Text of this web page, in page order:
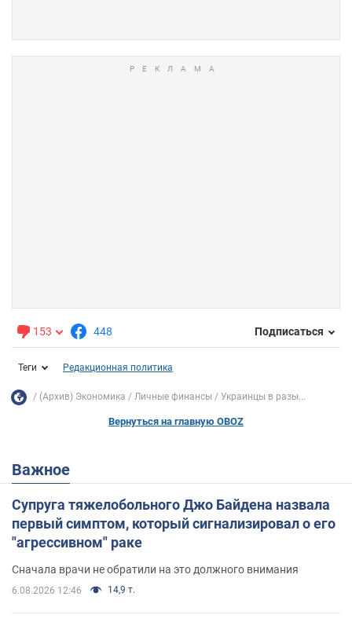
153 448 Подписаться
Теги Редакционная политика
(Архив) Экономика Личные финансы Украинцы в разы...
Вернуться на главную OBOZ
Важное
Супруга тяжелобольного Джо Байдена назвала
первый симптом, который сигнализировал о его
"агрессивном" раке
Сначала врачи не обратили на это должного внимания
6.08.2026 12:46 14,9 т.